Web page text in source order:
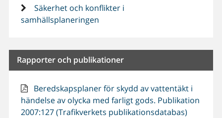
Säkerhet och konflikter i
samhällsplaneringen
Rapporter och publikationer
Beredskapsplaner för skydd av vattentäkt i
händelse av olycka med farligt gods. Publikation
2007:127 (Trafikverkets publikationsdatabas)